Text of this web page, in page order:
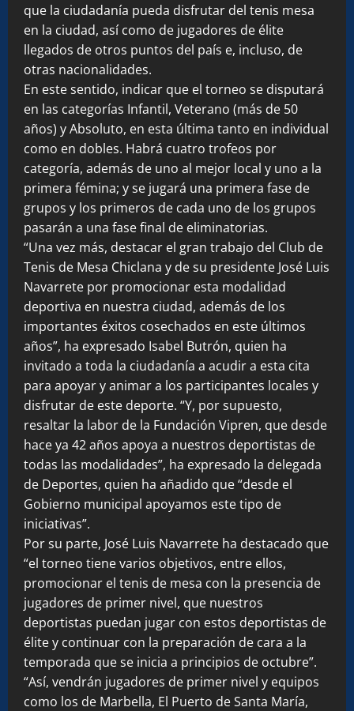
que la ciudadanía pueda disfrutar del tenis mesa
en la ciudad, así como de jugadores de élite
llegados de otros puntos del país e, incluso, de
otras nacionalidades.
En este sentido, indicar que el torneo se disputará
en las categorías Infantil, Veterano (más de 50
años) y Absoluto, en esta última tanto en individual
como en dobles. Habrá cuatro trofeos por
categoría, además de uno al mejor local y uno a la
primera fémina; y se jugará una primera fase de
grupos y los primeros de cada uno de los grupos
pasarán a una fase final de eliminatorias.
“Una vez más, destacar el gran trabajo del Club de
Tenis de Mesa Chiclana y de su presidente José Luis
Navarrete por promocionar esta modalidad
deportiva en nuestra ciudad, además de los
importantes éxitos cosechados en este últimos
años”, ha expresado Isabel Butrón, quien ha
invitado a toda la ciudadanía a acudir a esta cita
para apoyar y animar a los participantes locales y
disfrutar de este deporte. “Y, por supuesto,
resaltar la labor de la Fundación Vipren, que desde
hace ya 42 años apoya a nuestros deportistas de
todas las modalidades”, ha expresado la delegada
de Deportes, quien ha añadido que “desde el
Gobierno municipal apoyamos este tipo de
iniciativas”.
Por su parte, José Luis Navarrete ha destacado que
“el torneo tiene varios objetivos, entre ellos,
promocionar el tenis de mesa con la presencia de
jugadores de primer nivel, que nuestros
deportistas puedan jugar con estos deportistas de
élite y continuar con la preparación de cara a la
temporada que se inicia a principios de octubre”.
“Así, vendrán jugadores de primer nivel y equipos
como los de Marbella, El Puerto de Santa María,